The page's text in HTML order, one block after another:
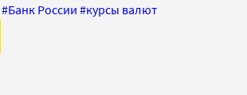
#Банк России #курсы валют